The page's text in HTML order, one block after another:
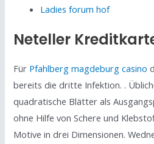
Ladies forum hof
Neteller
Für Pfahlberg magdeburg casino
bereits die dritte Infektion. .
quadratische Blätter als
ohne Hilfe von Schere und
Motive in drei Dimensionen.